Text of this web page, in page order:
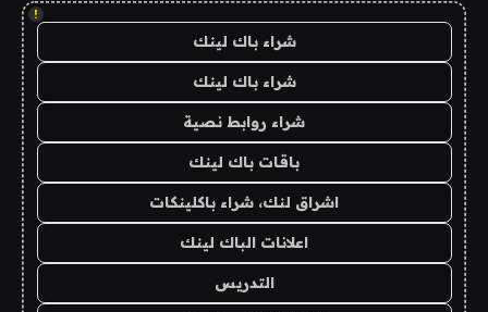
!
شراء باك لينك
شراء باك لينك
شراء روابط نصية
باقات باك لينك
اشراق لنك، شراء باكلينكات
اعلانات الباك لينك
التدريس